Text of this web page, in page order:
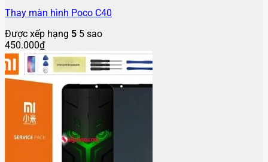
Thay màn hình Poco C40
Được xếp hạng 5 5 sao
450.000₫